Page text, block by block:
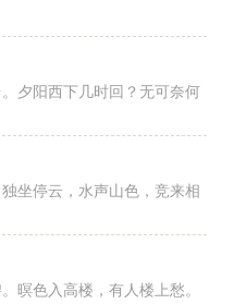
夕阳西下几时回？无可奈何
坐停云，水声山色，竞来相
暝色入高楼，有人楼上愁。